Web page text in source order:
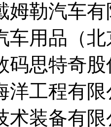
姆勒汽车
车用品（
码思特奇
洋工程有限
术装备有限